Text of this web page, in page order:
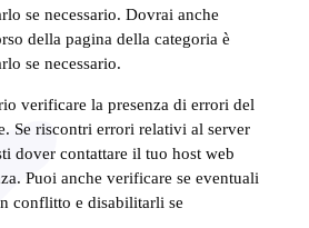
se necessario. Dovrai anche
della pagina della categoria è
se necessario.
verificare la presenza di errori del
Se riscontri errori relativi al server
dover contattare il tuo host web
Puoi anche verificare se eventuali
conflitto e disabilitarli se